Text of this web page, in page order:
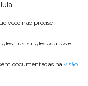
você não precise
nus, singles ocultos e
documentadas na visão